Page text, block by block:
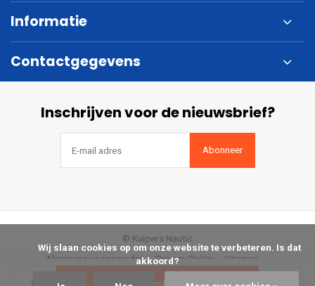
Bestellen
Informatie
Contactgegevens
Inschrijven voor de nieuwsbrief?
Abonneer
Algemene voorwaarden Privacy Policy Sitemap
© Kuipers Nautic
akkoord?